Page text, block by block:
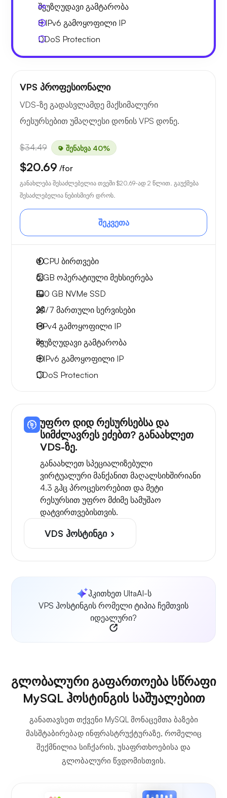
შეუზღუდავი გამტარობა
8 IPv6 გამოყოფილი IP
DDoS Protection
VPS პროფესიონალი
VDS-ზე გადასვლამდე მაქსიმალური
რესურსებით უმაღლესი დონის VPS დონე.
$34.49 შენახვა 40%
$20.69 /for
განახლება შესაძლებელია თვეში $20.69-ად 2 წლით. გაუქმება
შესაძლებელია ნებისმიერ დროს.
შეკვეთა
4CPU ბირთვები
6 GB ოპერატიული მეხსიერება
100 GB NVMe SSD
24/7 მართული სერვისები
1 IPv4 გამოყოფილი IP
შეუზღუდავი გამტარობა
8 IPv6 გამოყოფილი IP
DDoS Protection
უფრო დიდ რესურსებსა და
სიმძლავრეს ეძებთ? განაახლეთ
VDS-ზე.
განაახლეთ სპეციალიზებული
ვირტუალური მანქანით მაღალსიხშირიანი
4.3 გჰც პროცესორებით და მეტი
რესურსით უფრო მძიმე სამუშაო
დატვირთვებისთვის.
VDS ჰოსტინგი
ჰკითხეთ UltaAI-ს
VPS ჰოსტინგის რომელი ტიპია ჩემთვის
იდეალური?
გლობალური გაფართოება სწრაფი
MySQL ჰოსტინგის საშუალებით
განათავსეთ თქვენი MySQL მონაცემთა ბაზები
მასშტაბირებად ინფრასტრუქტურაზე, რომელიც
შექმნილია სიჩქარის, უსაფრთხოებისა და
გლობალური წვდომისთვის.